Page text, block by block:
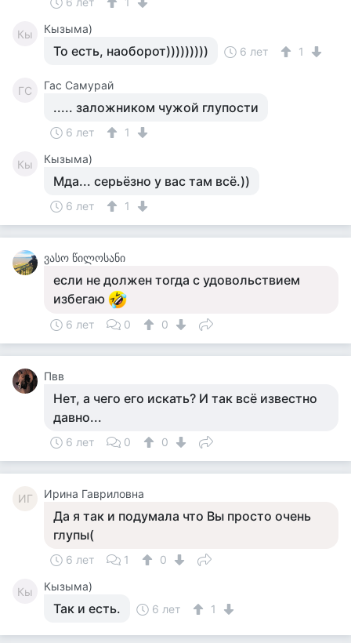
Кы Кызыма)
То есть, наоборот))))))))) 6 лет 1
ГС Гас Самурай
..... заложником чужой глупости
6 лет 1
Кы Кызыма)
Мда... серьёзно у вас там всё.))
6 лет 1
ვასო წილოსანი
если не должен тогда с удовольствием
избегаю
6 лет 0 0
Пвв
Нет, а чего его искать? И так всё известно
давно...
6 лет 0 0
ИГ Ирина Гавриловна
Да я так и подумала что Вы просто очень
глупы(
6 лет 1 0
Кы Кызыма)
Так и есть. 6 лет 1